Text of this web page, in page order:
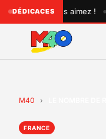
DÉDICACES
que vous aimez ! •
M40 ›
FRANCE